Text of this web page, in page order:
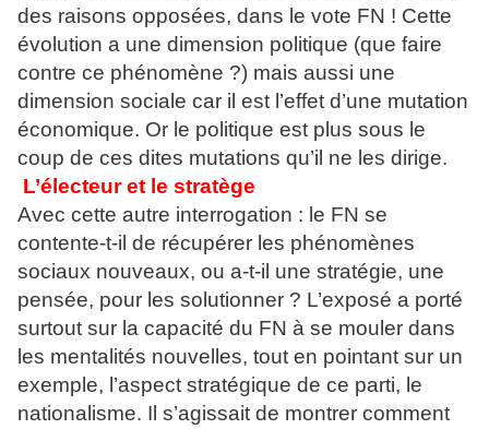
des raisons opposées, dans le vote FN ! Cette
évolution a une dimension politique (que faire
contre ce phénomène ?) mais aussi une
dimension sociale car il est l’effet d’une mutation
économique. Or le politique est plus sous le
coup de ces dites mutations qu’il ne les dirige.
L’électeur et le stratège
Avec cette autre interrogation : le FN se
contente-t-il de récupérer les phénomènes
sociaux nouveaux, ou a-t-il une stratégie, une
pensée, pour les solutionner ? L’exposé a porté
surtout sur la capacité du FN à se mouler dans
les mentalités nouvelles, tout en pointant sur un
exemple, l’aspect stratégique de ce parti, le
nationalisme. Il s’agissait de montrer comment